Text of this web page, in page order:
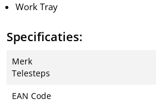
Work Tray
Specificaties:
Merk
Telesteps
EAN Code